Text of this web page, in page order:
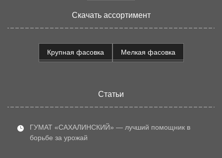
Скачать ассортимент
Крупная фасовка Мелкая фасовка
Статьи
ГУМАТ «САХАЛИНСКИЙ» — лучший помощник в
борьбе за урожай